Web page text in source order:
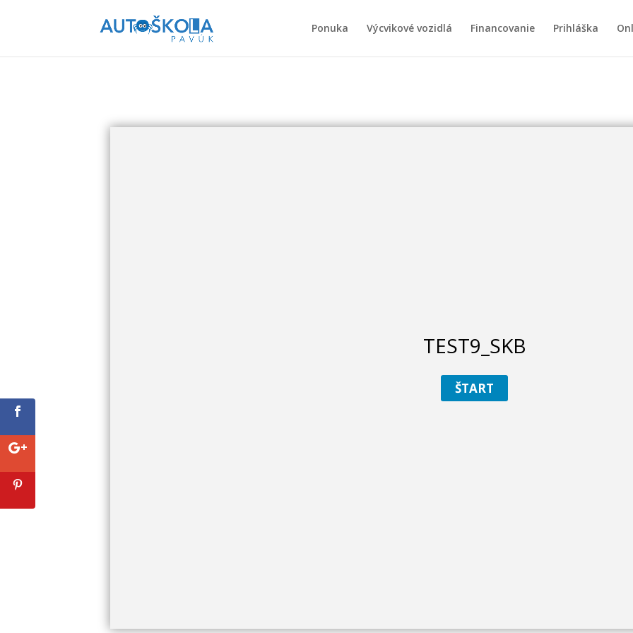
Ponuka Výcvikové vozidlá Financovanie Prihláška
TEST9_SKB